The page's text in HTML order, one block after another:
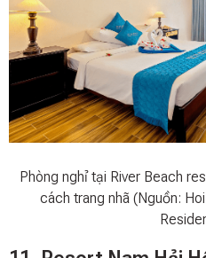
Phòng nghỉ tại River Beach
cách trang nhã (Nguồn: